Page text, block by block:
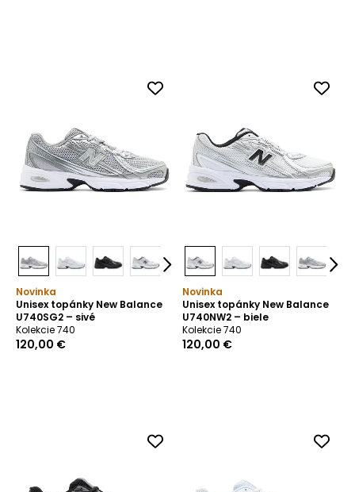
Novinka
Unisex topánky New Balance
U740SG2 – sivé
Kolekcie 740
120,00 €
Novinka
Unisex topánky New Balance
U740NW2 – biele
Kolekcie 740
120,00 €